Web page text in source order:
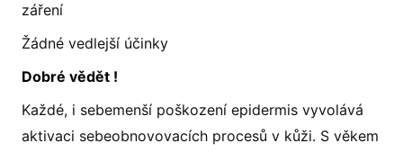
záření
Žádné vedlejší účinky
Dobré vědět !
Každé, i sebemenší poškození epidermis vyvolává
aktivaci sebeobnovovacích procesů v kůži. S věkem